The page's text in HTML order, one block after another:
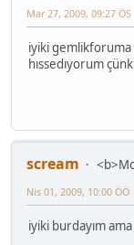
Mar 27, 2009, 09:27 ÖS
iyiki gemlikforuma
hıssedıyorum
scream
Nis 01, 2009, 10:00 ÖÖ
iyiki burdayım